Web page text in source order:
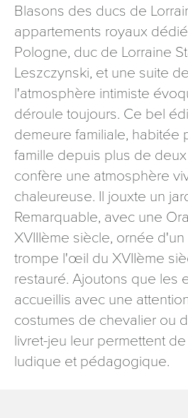
Blasons des ducs de
appartements royaux
Pologne, duc de Lorraine
Leszczynski, et une suite
l'atmosphère intimiste
déroule toujours. Ce bel
demeure familiale, habitée
famille depuis plus de
confère une atmosphère
chaleureuse. Il jouxte un
Remarquable, avec une
XVIIIème siècle, ornée
trompe l'œil du XVIIème
restauré. Ajoutons que les
accueillis avec une
costumes de chevalier ou
livret-jeu leur permettent
ludique et pédagogique.